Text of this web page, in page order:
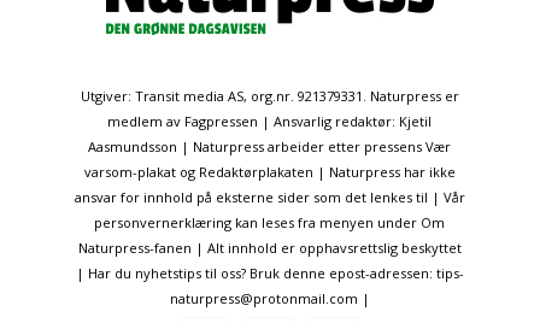
Utgiver: Transit media AS, org.nr. 921379331. Naturpress er
medlem av Fagpressen | Ansvarlig redaktør: Kjetil
Aasmundsson | Naturpress arbeider etter pressens Vær
varsom-plakat og Redaktørplakaten | Naturpress har ikke
ansvar for innhold på eksterne sider som det lenkes til | Vår
personvernerklæring kan leses fra menyen under Om
Naturpress-fanen | Alt innhold er opphavsrettslig beskyttet
| Har du nyhetstips til oss? Bruk denne epost-adressen: tips-
naturpress@protonmail.com |